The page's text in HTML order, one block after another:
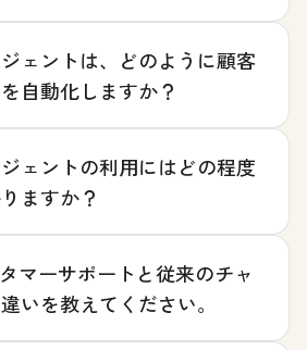
ェントは、どのように顧客
自動化しますか？
ェントの利用にはどの程度
ますか？
マーサポートと従来のチャ
いを教えてください。